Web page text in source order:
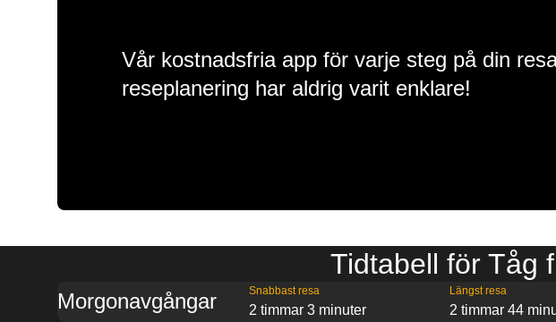
Vår kostnadsfria app för varje steg på din
reseplanering har aldrig varit enklare!
Tidtabell för Tåg
Morgonavgångar Snabbast resa
2 timmar 3 minuter
Längst resa
2 timmar 44